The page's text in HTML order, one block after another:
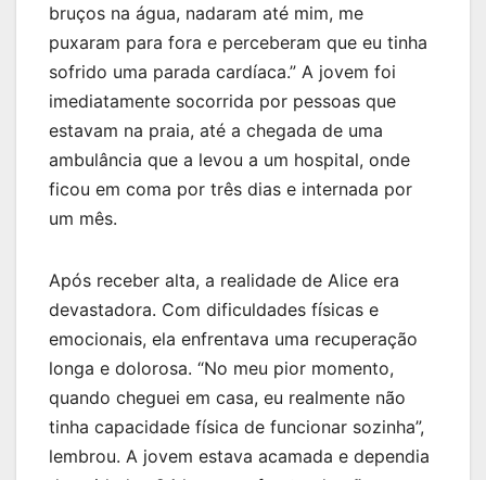
bruços na água, nadaram até mim, me
puxaram para fora e perceberam que eu tinha
sofrido uma parada cardíaca.” A jovem foi
imediatamente socorrida por pessoas que
estavam na praia, até a chegada de uma
ambulância que a levou a um hospital, onde
ficou em coma por três dias e internada por
um mês.
Após receber alta, a realidade de Alice era
devastadora. Com dificuldades físicas e
emocionais, ela enfrentava uma recuperação
longa e dolorosa. “No meu pior momento,
quando cheguei em casa, eu realmente não
tinha capacidade física de funcionar sozinha”,
lembrou. A jovem estava acamada e dependia